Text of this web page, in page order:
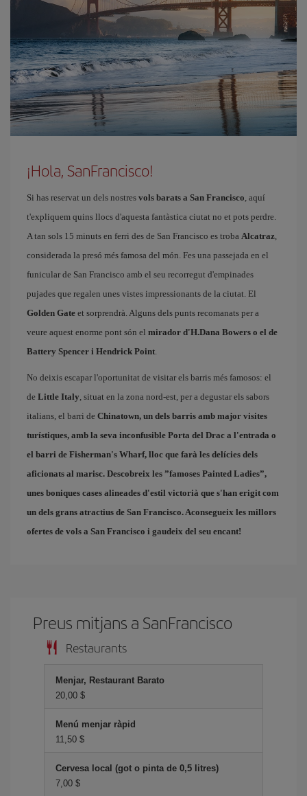
¡Hola, SanFrancisco!
Si has reservat un dels nostres vols barats a San Francisco, aquí
t'expliquem quins llocs d'aquesta fantàstica ciutat no et pots perdre.
A tan sols 15 minuts en ferri des de San Francisco es troba Alcatraz,
considerada la presó més famosa del món. Fes una passejada en el
funicular de San Francisco amb el seu recorregut d'empinades
pujades que regalen unes vistes impressionants de la ciutat. El
Golden Gate et sorprendrà. Alguns dels punts recomanats per a
veure aquest enorme pont són el mirador d'H.Dana Bowers o el de
Battery Spencer i Hendrick Point.
No deixis escapar l'oportunitat de visitar els barris més famosos: el
de Little Italy, situat en la zona nord-est, per a degustar els sabors
italians, el barri de Chinatown, un dels barris amb major visites
turístiques, amb la seva inconfusible Porta del Drac a l'entrada o
el barri de Fisherman's Wharf, lloc que farà les delícies dels
aficionats al marisc. Descobreix les ”famoses Painted Ladies”,
unes boniques cases alineades d'estil victorià que s'han erigit com
un dels grans atractius de San Francisco. Aconsegueix les millors
ofertes de vols a San Francisco i gaudeix del seu encant!
Preus mitjans a SanFrancisco
Restaurants
Menjar, Restaurant Barato
20,00 $
Menú menjar ràpid
11,50 $
Cervesa local (got o pinta de 0,5 litres)
7,00 $